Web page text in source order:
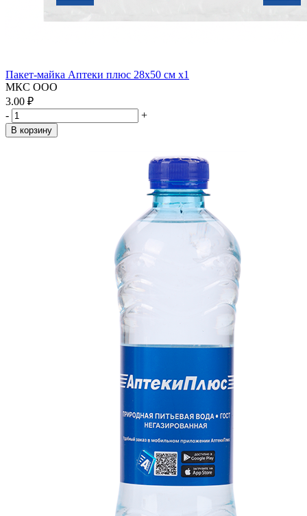
Пакет-майка Аптеки плюс 28х50 см x1
МКС ООО
3.00 ₽
-
+
В корзину